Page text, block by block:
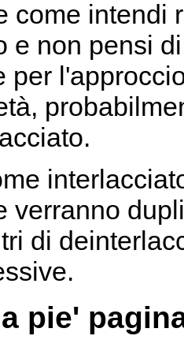
come intendi
e non pensi
per
verranno
di
pie'